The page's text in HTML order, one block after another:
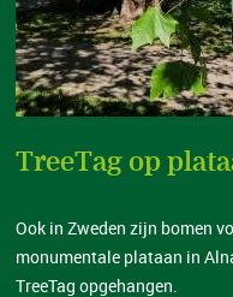
TreeTag op
Ook in Zweden zijn bomen
monumentale plataan in
TreeTag opgehangen.